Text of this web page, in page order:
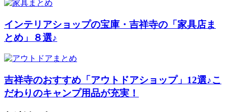
インテリアショップの宝庫・吉祥寺の「家具店ま
とめ」８選♪
吉祥寺のおすすめ「アウトドアショップ」12選♪こ
だわりのキャンプ用品が充実！